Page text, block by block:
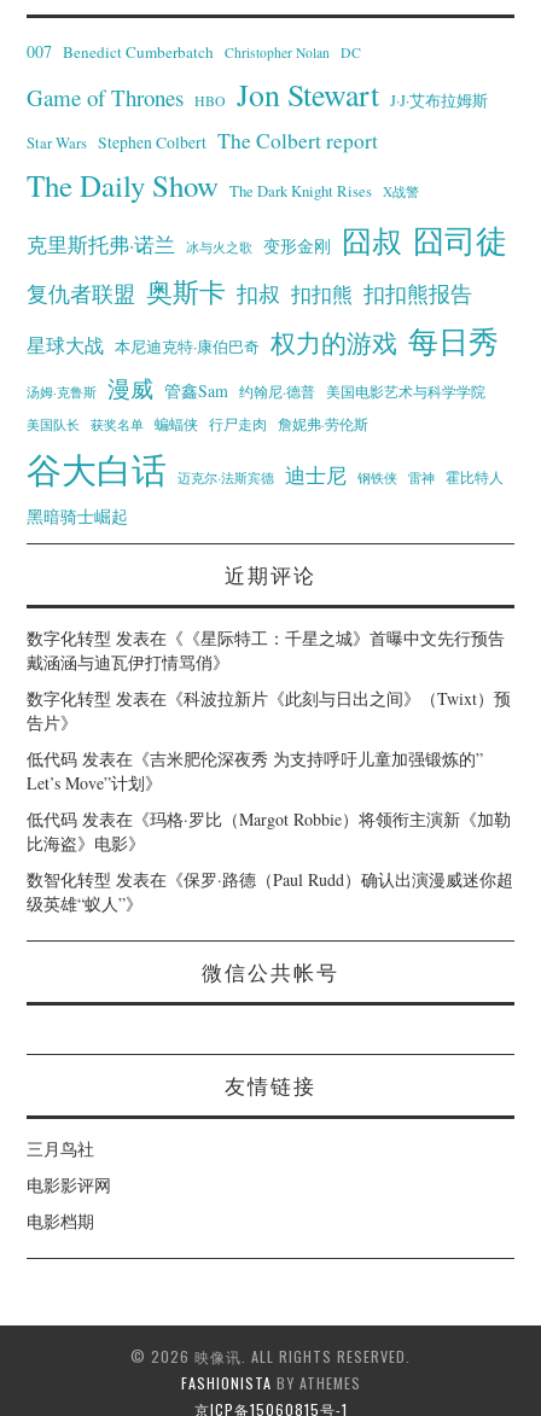
007 Benedict Cumberbatch Christopher Nolan DC
Game of Thrones HBO Jon Stewart J·J·艾布拉姆斯
Star Wars Stephen Colbert The Colbert report
The Daily Show The Dark Knight Rises X战警
克里斯托弗·诺兰 冰与火之歌 变形金刚 囧叔 囧司徒
复仇者联盟 奥斯卡 扣叔 扣扣熊 扣扣熊报告
星球大战 本尼迪克特·康伯巴奇 权力的游戏 每日秀
汤姆·克鲁斯 漫威 管鑫Sam 约翰尼·德普
美国电影艺术与科学学院
美国队长
获奖名单 蝙蝠侠 行尸走肉 詹妮弗·劳伦斯
谷大白话 迈克尔·法斯宾德 迪士尼 钢铁侠 雷神 霍比特人
黑暗骑士崛起
近期评论
数字化转型 发表在《 《星际特工：千星之城》首曝中文先行预告
戴涵涵与迪瓦伊打情骂俏》
数字化转型 发表在《科波拉新片《此刻与日出之间》（Twixt）预
告片》
低代码 发表在《吉米肥伦深夜秀 为支持呼吁儿童加强锻炼的”
Let’s Move”计划》
低代码 发表在《玛格·罗比（Margot Robbie）将领衔主演新《加勒
比海盗》电影》
数智化转型 发表在《保罗·路德（Paul Rudd）确认出演漫威迷你超
级英雄“蚁人”》
微信公共帐号
友情链接
三月鸟社
电影影评网
电影档期
© 2026 映像讯. ALL RIGHTS RESERVED.
FASHIONISTA BY ATHEMES
京ICP备15060815号-1